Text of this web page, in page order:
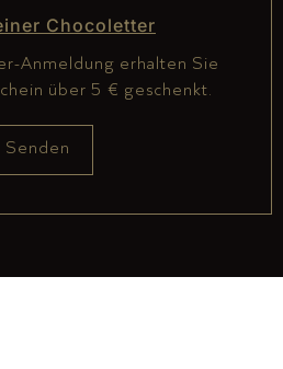
Chocoletter
Anmeldung erhalten Sie
über 5 € geschenkt.